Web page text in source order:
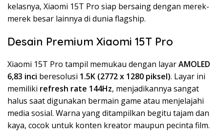
kelasnya, Xiaomi 15T Pro siap bersaing dengan merek-
merek besar lainnya di dunia flagship.
Desain Premium Xiaomi 15T Pro
Xiaomi 15T Pro tampil memukau dengan layarAMOLED
6,83 inci beresolusi 1.5K (2772 x 1280 piksel). Layar ini
memiliki refresh rate 144Hz, menjadikannya sangat
halus saat digunakan bermain game atau menjelajahi
media sosial. Warna yang ditampilkan begitu tajam dan
kaya, cocok untuk konten kreator maupun pecinta film.